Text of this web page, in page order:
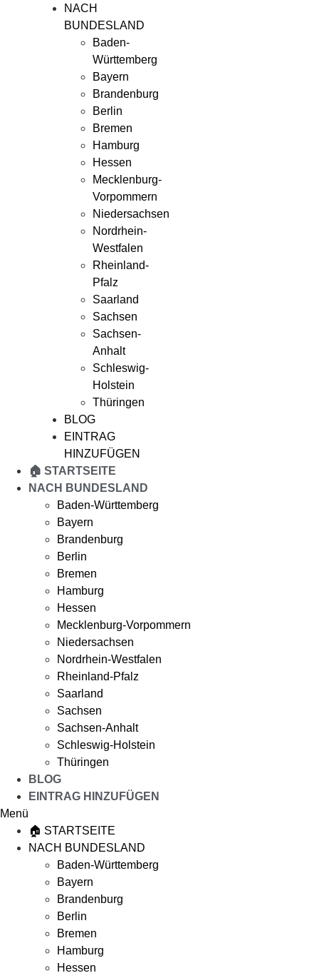
NACH
BUNDESLAND
Baden-
Württemberg
Bayern
Brandenburg
Berlin
Bremen
Hamburg
Hessen
Mecklenburg-
Vorpommern
Niedersachsen
Nordrhein-
Westfalen
Rheinland-
Pfalz
Saarland
Sachsen
Sachsen-
Anhalt
Schleswig-
Holstein
Thüringen
BLOG
EINTRAG
HINZUFÜGEN
🏠 STARTSEITE
NACH BUNDESLAND
Baden-Württemberg
Bayern
Brandenburg
Berlin
Bremen
Hamburg
Hessen
Mecklenburg-Vorpommern
Niedersachsen
Nordrhein-Westfalen
Rheinland-Pfalz
Saarland
Sachsen
Sachsen-Anhalt
Schleswig-Holstein
Thüringen
BLOG
EINTRAG HINZUFÜGEN
Menü
🏠 STARTSEITE
NACH BUNDESLAND
Baden-Württemberg
Bayern
Brandenburg
Berlin
Bremen
Hamburg
Hessen